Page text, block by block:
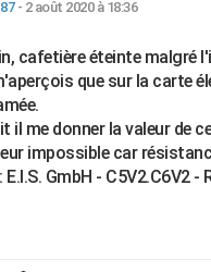
- 2 août 2020 à 18:36
cafetière éteinte malgré
que sur la carte
il me donner la valeur de
impossible car
GmbH - C5V2.C6V2 -